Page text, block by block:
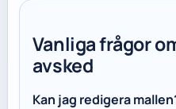
Vanliga frågor
avsked
Kan jag redigera